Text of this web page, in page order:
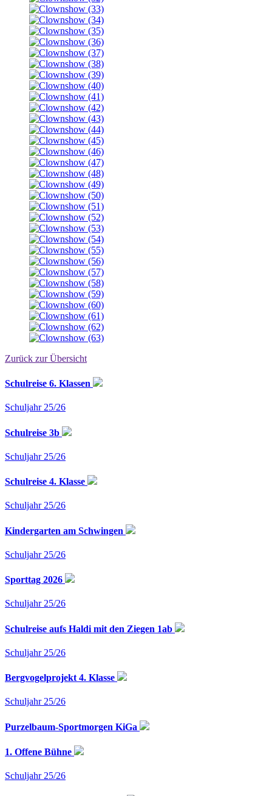
Zurück zur Übersicht
Schulreise 6. Klassen
Schuljahr 25/26
Schulreise 3b
Schuljahr 25/26
Schulreise 4. Klasse
Schuljahr 25/26
Kindergarten am Schwingen
Schuljahr 25/26
Sporttag 2026
Schuljahr 25/26
Schulreise aufs Haldi mit den Ziegen 1ab
Schuljahr 25/26
Bergvogelprojekt 4. Klasse
Schuljahr 25/26
Purzelbaum-Sportmorgen KiGa
1. Offene Bühne
Schuljahr 25/26